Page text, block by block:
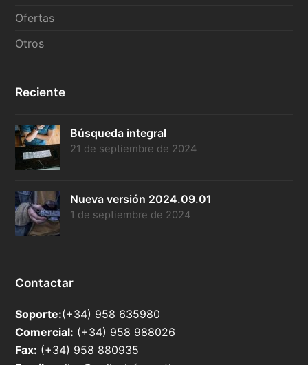
Ofertas
Otros
Reciente
Búsqueda integral
21 de septiembre de 2024
Nueva versión 2024.09.01
1 de septiembre de 2024
Contactar
Soporte:(+34) 958 635980
Comercial: (+34) 958 988026
Fax: (+34) 958 880935